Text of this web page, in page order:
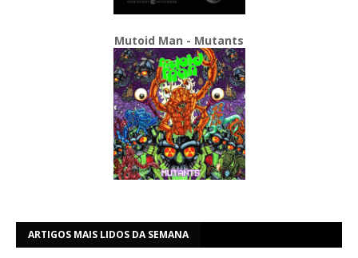
Mutoid Man - Mutants
ARTIGOS MAIS LIDOS DA SEMANA